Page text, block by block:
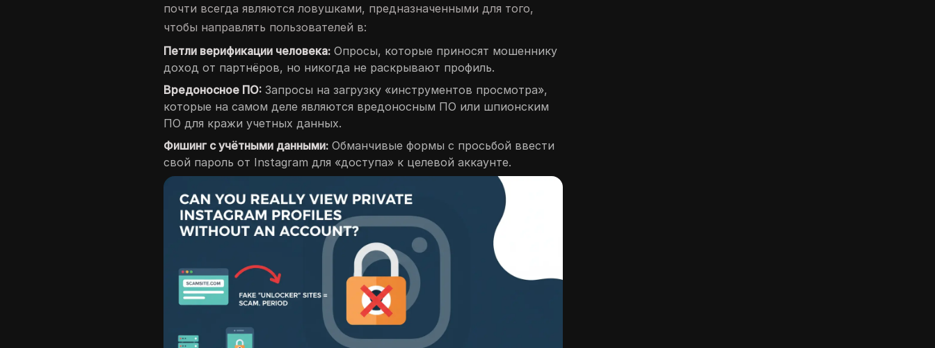
почти всегда являются ловушками, предназначенными для того,
чтобы направлять пользователей в:
Петли верификации человека: Опросы, которые приносят мошеннику
доход от партнёров, но никогда не раскрывают профиль.
Вредоносное ПО: Запросы на загрузку «инструментов просмотра»,
которые на самом деле являются вредоносным ПО или шпионским
ПО для кражи учетных данных.
Фишинг с учётными данными: Обманчивые формы с просьбой ввести
свой пароль от Instagram для «доступа» к целевой аккаунте.